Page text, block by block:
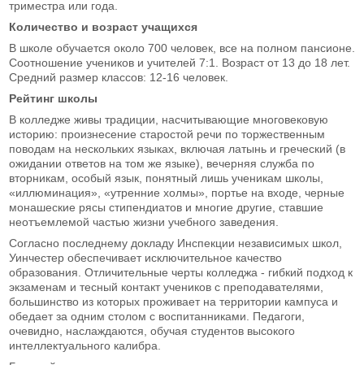
триместра или года.
Количество и возраст учащихся
В школе обучается около 700 человек, все на полном пансионе.
Соотношение учеников и учителей 7:1. Возраст от 13 до 18 лет.
Средний размер классов: 12-16 человек.
Рейтинг школы
В колледже живы традиции, насчитывающие многовековую
историю: произнесение старостой речи по торжественным
поводам на нескольких языках, включая латынь и греческий (в
ожидании ответов на том же языке), вечерняя служба по
вторникам, особый язык, понятный лишь ученикам школы,
«иллюминация», «утренние холмы», портье на входе, черные
монашеские рясы стипендиатов и многие другие, ставшие
неотъемлемой частью жизни учебного заведения.
Согласно последнему докладу Инспекции независимых школ,
Уинчестер обеспечивает исключительное качество
образования. Отличительные черты колледжа - гибкий подход к
экзаменам и тесный контакт учеников с преподавателями,
большинство из которых проживает на территории кампуса и
обедает за одним столом с воспитанниками. Педагоги,
очевидно, наслаждаются, обучая студентов высокого
интеллектуального калибра.